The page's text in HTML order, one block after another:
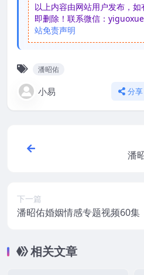
以上内容由网站用户发布，
即删除！联系微信：
站免责声明
潘昭佑
小易 分享
潘
下一篇
潘昭佑婚姻情感专题视频60集
相关文章